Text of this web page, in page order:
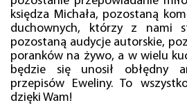
księdza Michała, pozostaną
duchownych, którzy z nami
pozostaną audycje autorskie,
poranków na żywo, a w wielu
będzie się unosił obłędny
przepisów Eweliny. To
dzięki Wam!